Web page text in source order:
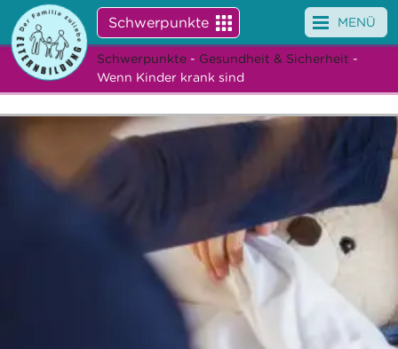
Schwerpunkte
Angebote
Service
MENÜ
Schwerpunkte - Gesundheit & Sicherheit -
Wenn Kinder krank sind